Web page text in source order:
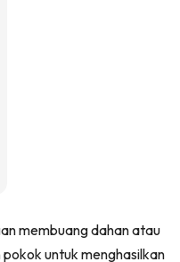
membuang dahan atau
untuk menghasilkan